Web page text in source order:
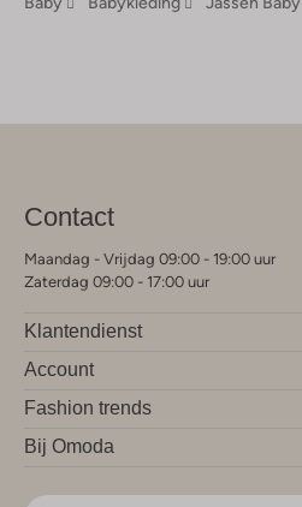
Contact
Maandag - Vrijdag 09:00 - 19:00 uur
Zaterdag 09:00 - 17:00 uur
Klantendienst
Account
Fashion trends
Bij Omoda